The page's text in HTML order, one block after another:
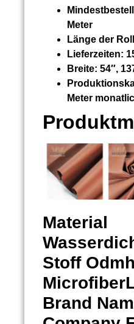
Meter
Länge der
Lieferzeiten:
Breite: 54″,
Meter
Material
Stoff
Brand